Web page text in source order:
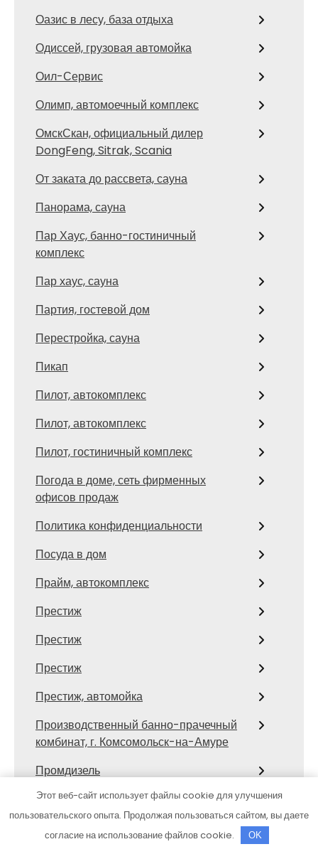
Оазис в лесу, база отдыха
Одиссей, грузовая автомойка
Оил-Сервис
Олимп, автомоечный комплекс
ОмскСкан, официальный дилер
DongFeng, Sitrak, Scania
От заката до рассвета, сауна
Панорама, сауна
Пар Хаус, банно-гостиничный
комплекс
Пар хаус, сауна
Партия, гостевой дом
Перестройка, сауна
Пикап
Пилот, автокомплекс
Пилот, автокомплекс
Пилот, гостиничный комплекс
Погода в доме, сеть фирменных
офисов продаж
Политика конфиденциальности
Посуда в дом
Прайм, автокомплекс
Престиж
Престиж
Престиж
Престиж, автомойка
Производственный банно-прачечный
комбинат, г. Комсомольск-на-Амуре
Промдизель
Профит-сервис
Этот веб-сайт использует файлы cookie для улучшения
пользовательского опыта. Продолжая пользоваться сайтом, вы даете
согласие на использование файлов cookie.
OK